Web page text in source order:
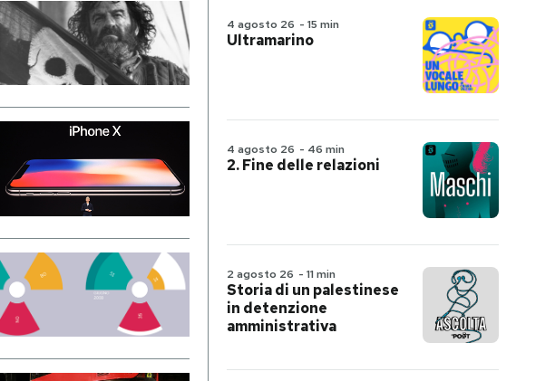
4 agosto 26 - 15 min
Ultramarino
4 agosto 26 - 46 min
2. Fine delle relazioni
2 agosto 26 - 11 min
Storia di un palestinese
in detenzione
amministrativa